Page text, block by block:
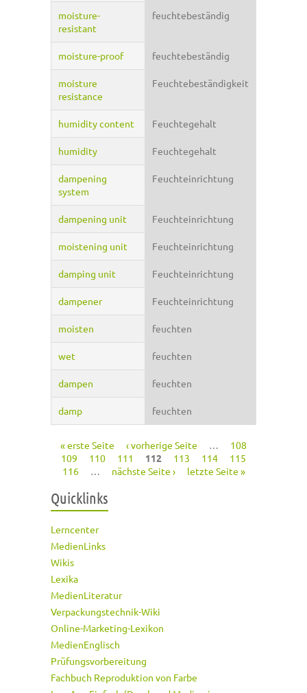
moisture-
resistant
feuchtebeständig
moisture-proof feuchtebeständig
moisture
resistance
Feuchtebeständigkeit
humidity content Feuchtegehalt
humidity Feuchtegehalt
dampening
system
Feuchteinrichtung
dampening unit Feuchteinrichtung
moistening unit Feuchteinrichtung
damping unit Feuchteinrichtung
dampener Feuchteinrichtung
moisten feuchten
wet feuchten
dampen feuchten
damp feuchten
Seiten
« erste Seite ‹ vorherige Seite …
108
109
110 111 112 113 114
115
116
… nächste Seite › letzte Seite »
Quicklinks
Lerncenter
MedienLinks
Wikis
Lexika
MedienLiteratur
Verpackungstechnik-Wiki
Online-Marketing-Lexikon
MedienEnglisch
Prüfungsvorbereitung
Fachbuch Reproduktion von Farbe